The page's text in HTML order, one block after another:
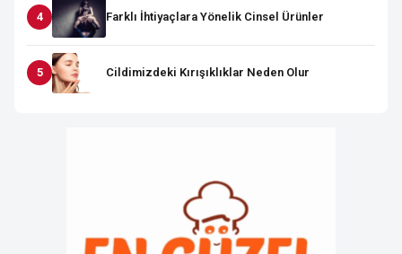
Farklı İhtiyaçlara Yönelik Cinsel Ürünler
Cildimizdeki Kırışıklıklar Neden Olur